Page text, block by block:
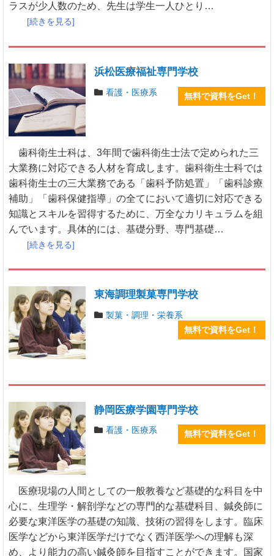
ラスが少人数のため、先生は学生一人ひとり…
[続きを見る]
浜松医療福祉専門学校
看護・医療系 無料で資料をGet！
歯科衛生士科は、3年間で歯科衛生士法で定められた三
大業務に対応できる人材を育成します。歯科衛生士科では
歯科衛生士の三大業務である「歯科予防処置」「歯科診療
補助」「歯科保健指導」の全てにおいて適切に対応できる
知識とスキルを習得するために、万全なカリキュラムを組
んでいます。具体的には、基礎分野、専門基礎…
[続きを見る]
東海調理製菓専門学校
製菓・調理・栄養系
無料で資料をGet！
静岡医療学園専門学校
看護・医療系 無料で資料をGet！
医療現場の人間としての一般教養など基礎的な科目を中
心に、生理学・解剖学などの専門的な基礎科目、鍼灸師に
必要な東洋医学の基礎の知識、技術の習得をします。臨床
医学などから東洋医学だけでなく西洋医学への理解も深
め、より能力の高い鍼灸師を目指すことができます。国家